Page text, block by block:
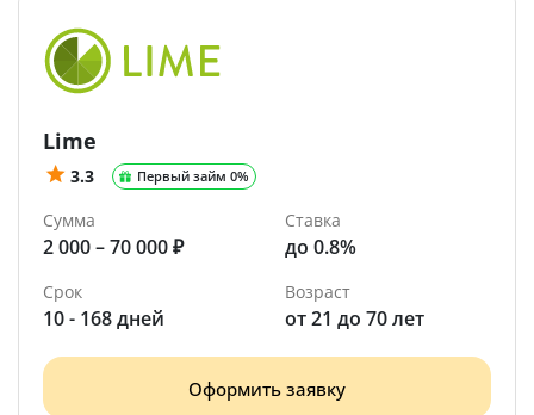
Lime
3.3 Первый займ 0%
Сумма
2 000 – 70 000 ₽
Ставка
до 0.8%
Срок
10 - 168 дней
Возраст
от 21 до 70 лет
Оформить заявку